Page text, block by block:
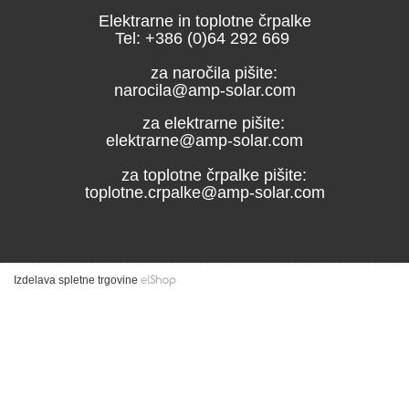
Elektrarne in toplotne črpalke
Tel: +386 (0)64 292 669
za naročila pišite:
narocila@amp-solar.com
za elektrarne pišite:
elektrarne@amp-solar.com
za toplotne črpalke pišite:
toplotne.crpalke@amp-solar.com
Izdelava spletne trgovine